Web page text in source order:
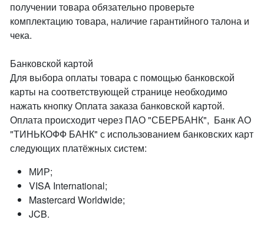
получении товара обязательно проверьте
комплектацию товара, наличие гарантийного талона и
чека.
Банковской картой
Для выбора оплаты товара с помощью банковской
карты на соответствующей странице необходимо
нажать кнопку Оплата заказа банковской картой.
Оплата происходит через ПАО "СБЕРБАНК", Банк АО
"ТИНЬКОФФ БАНК" с использованием банковских карт
следующих платёжных систем:
МИР;
VISA International;
Mastercard Worldwide;
JCB.